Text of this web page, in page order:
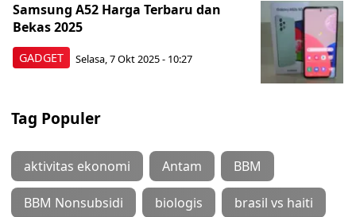
GADGET
Samsung A52 Harga Terbaru dan
Bekas 2025
Selasa, 7 Okt 2025 - 10:27
Tag Populer
aktivitas ekonomi Antam BBM
BBM Nonsubsidi biologis brasil vs haiti